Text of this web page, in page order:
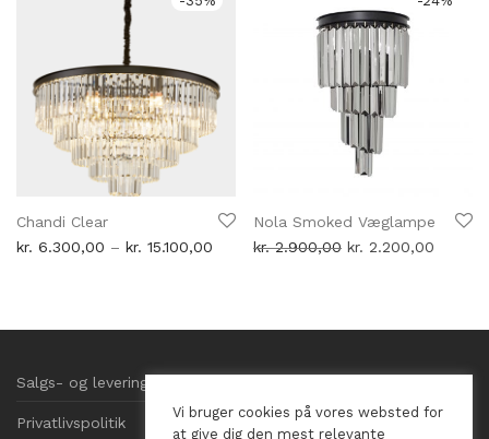
Chandi Clear
kr. 6.300,00 – kr. 15.100,00 Prisinterval:
Nola Smoked Væglampe
kr.2.900,00 Den
kr. 2.200,00
Salgs- og leveringsbetingelser
Privatlivspolitik
Vi bruger cookies på vores websted for
at give dig den mest relevante